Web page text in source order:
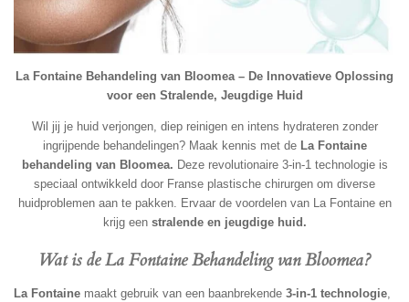
La Fontaine Behandeling van Bloomea – De Innovatieve Oplossing
voor een Stralende, Jeugdige Huid
Wil jij je huid verjongen, diep reinigen en intens hydrateren zonder
ingrijpende behandelingen? Maak kennis met de La Fontaine
behandeling van Bloomea. Deze revolutionaire 3-in-1 technologie is
speciaal ontwikkeld door Franse plastische chirurgen om diverse
huidproblemen aan te pakken. Ervaar de voordelen van La Fontaine en
krijg een stralende en jeugdige huid.
Wat is de La Fontaine Behandeling van Bloomea?
La Fontaine maakt gebruik van een baanbrekende 3-in-1 technologie,